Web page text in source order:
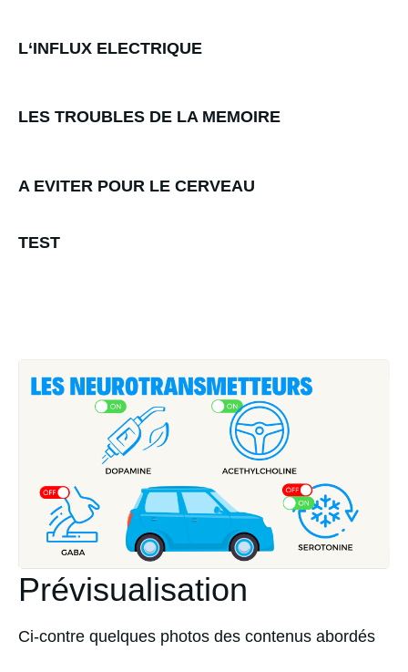
L‘INFLUX ELECTRIQUE
LES TROUBLES DE LA MEMOIRE
A EVITER POUR LE CERVEAU
TEST
Prévisualisation
Ci-contre quelques photos des contenus abordés